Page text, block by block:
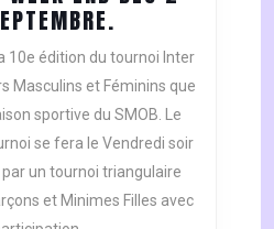
SAISON
SPORTIVE
2011-
2012
DÉBUTERA
LE
WEEK
10e édition du tournoi Inter
Masculins et Féminins que
sportive du SMOB. Le
se fera le Vendredi soir
un tournoi triangulaire
et Minimes Filles avec